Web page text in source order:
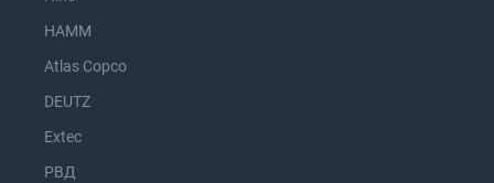
HAMM
Atlas Copco
DEUTZ
Extec
РВД